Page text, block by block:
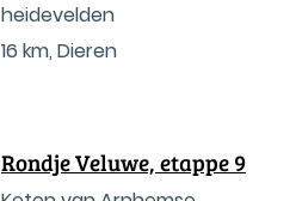
heidevelden
16 km, Dieren
Rondje Veluwe, etappe 9